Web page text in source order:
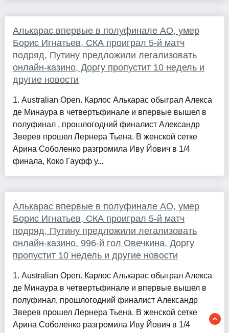
Алькарас впервые в полуфинале AO, умер
Борис Игнатьев, СКА проиграл 5-й матч
подряд, Путину предложили легализовать
онлайн-казино, Доргу пропустит 10 недель и
другие новости
1. Australian Open. Карлос Алькарас обыграл Алекса
де Минаура в четвертьфинале и впервые вышел в
полуфинал , прошлогодний финалист Александр
Зверев прошел Лернера Тьена. В женской сетке
Арина Соболенко разгромила Иву Йович в 1/4
финала, Коко Гауфф у...
Алькарас впервые в полуфинале AO, умер
Борис Игнатьев, СКА проиграл 5-й матч
подряд, Путину предложили легализовать
онлайн-казино, 996-й гол Овечкина, Доргу
пропустит 10 недель и другие новости
1. Australian Open. Карлос Алькарас обыграл Алекса
де Минаура в четвертьфинале и впервые вышел в
полуфинал, прошлогодний финалист Александр
Зверев прошел Лернера Тьена. В женской сетке
Арина Соболенко разгромила Иву Йович в 1/4